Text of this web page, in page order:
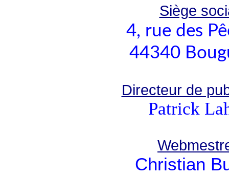
Siège
4, rue des
44340
Directeur de
Patrick
Christian